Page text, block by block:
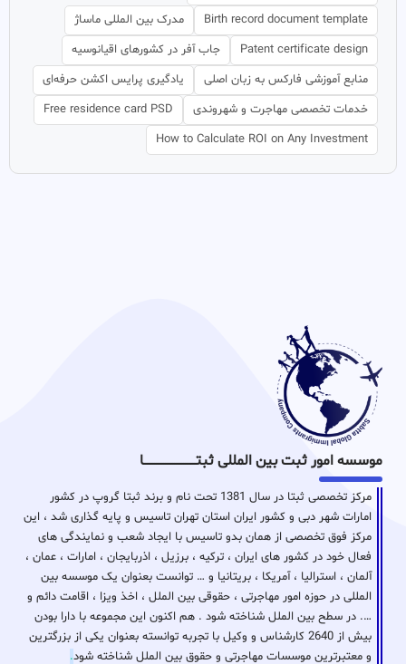
Birth record document template
مدرک بین المللی ماساژ
Patent certificate design
جاب آفر در کشورهای اقیانوسیه
منابع آموزشی فارکس به زبان اصلی
یادگیری پرایس اکشن حرفه‌ای
خدمات تخصصی مهاجرت و شهروندی
Free residence card PSD
How to Calculate ROI on Any Investment
موسسه امور ثبت بین المللی ثبتـــــــــــــــــــــــــــــا
مرکز تخصصی ثبتا در سال 1381 تحت نام و برند ثبتا گروپ در کشور
امارات شهر دبی و کشور ایران استان تهران تاسیس و پایه گذاری شد ، این
مرکز فوق تخصصی از همان بدو تاسیس با ایجاد شعب و نمایندگی های
فعال خود در کشور های ایران ، ترکیه ، برزیل ، اذربایجان ، امارات ، عمان ،
آلمان ، استرالیا ، آمریکا ، بریتانیا و … توانست بعنوان یک موسسه بین
المللی در حوزه امور مهاجرتی ، حقوقی بین الملل ، اخذ ویزا ، اقامت دائم و
…. در سطح بین الملل شناخته شود . هم اکنون این مجموعه با دارا بودن
بیش از 2640 کارشناس و وکیل با تجربه توانسته بعنوان یکی از بزرگترین
و معتبرترین موسسات مهاجرتی و حقوق بین الملل شناخته شود.